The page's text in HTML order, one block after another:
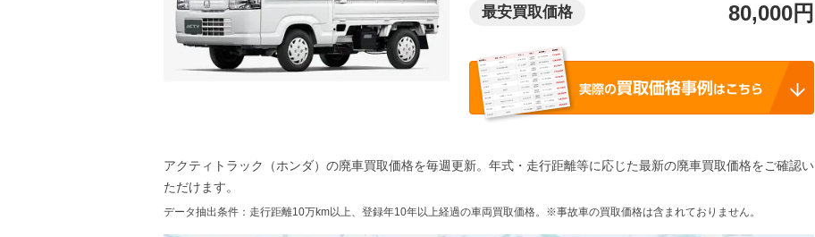
最安買取価格 80,000円
アクティトラック（ホンダ） の廃車買取価格を毎週更新。年式・走行距離等に応じた最新の廃車買取価格をご確認い
ただけます。
データ抽出条件：走行距離10万km以上、登録年10年以上経過の車両買取価格。※事故車の買取価格は含まれておりません。